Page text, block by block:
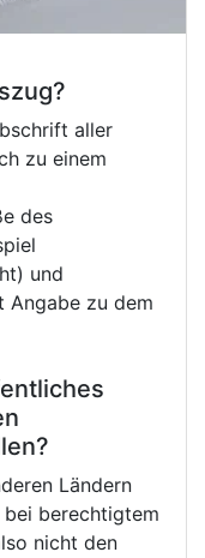
aller
zu einem
des
und
Angabe zu dem
Ländern
berechtigtem
nicht den